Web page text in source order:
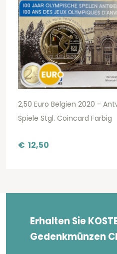
2,50 Euro Belgien 2020 -
Spiele Stgl. Coincard Farbig
€ 12,50
Erhalten Sie
Gedenkmünzen